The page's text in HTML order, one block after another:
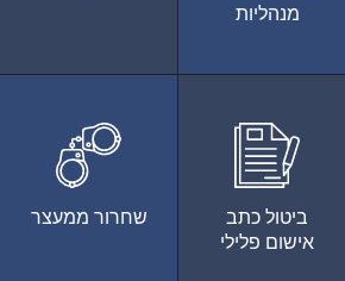
מנהליות
ביטול כתב
אישום פלילי
שחרור ממעצר